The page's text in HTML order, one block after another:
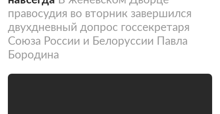
правосудия во вторник завершился
двухдневный допрос госсекретаря
Союза России и Белоруссии Павла
Бородина